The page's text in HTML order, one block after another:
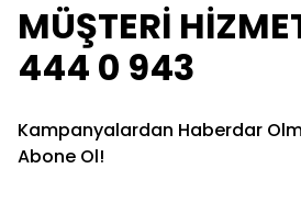
MÜŞTERİ
444 0 943
Kampanyalardan Haberdar
Abone Ol!